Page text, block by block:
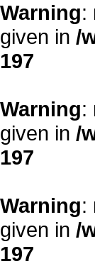
Warning:
given in /
197
Warning:
given in /
197
Warning:
given in /
197